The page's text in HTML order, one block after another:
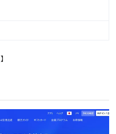
】